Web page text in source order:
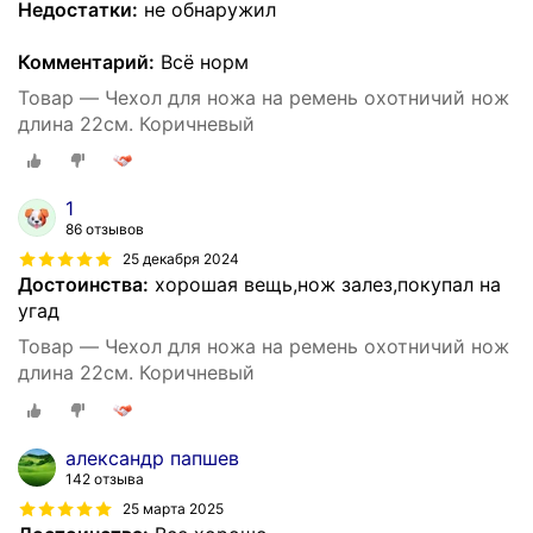
Недостатки: не обнаружил
Комментарий: Всё норм
Товар — Чехол для ножа на ремень охотничий нож
длина 22см. Коричневый
1
86 отзывов
25 декабря 2024
Достоинства: хорошая вещь,нож залез,покупал на
угад
Товар — Чехол для ножа на ремень охотничий нож
длина 22см. Коричневый
александр папшев
142 отзыва
25 марта 2025